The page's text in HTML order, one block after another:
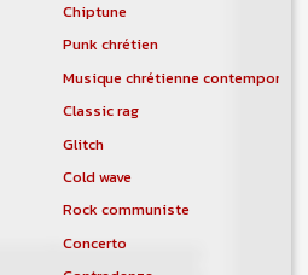
Chiptune
Punk chrétien
Musique chrétienne
Classic rag
Glitch
Cold wave
Rock communiste
Concerto